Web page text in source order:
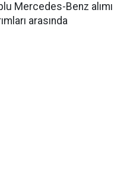
Mercedes-Benz alımı
arasında